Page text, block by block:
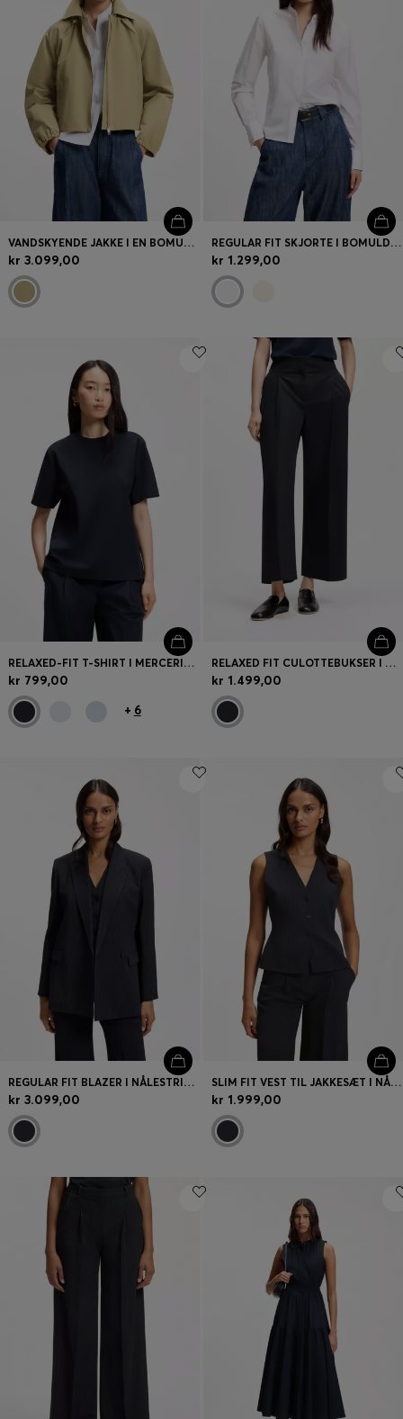
VANDSKYENDE JAKKE I EN BOMULDSBLANDING
kr 3.099,00
REGULAR FIT SKJORTE I BOMULDSPOPLIN MED SKJULT STOLPE
kr 1.299,00
RELAXED-FIT T-SHIRT I MERCERISERET BOMULD
kr 799,00
+ 6
RELAXED FIT CULOTTEBUKSER I BOMULD MED STRÆK
kr 1.499,00
REGULAR FIT BLAZER I NÅLESTRIBET CREPE MED STRÆK
kr 3.099,00
SLIM FIT VEST TIL JAKKESÆT I NÅLESTRIBET CREPE MED STRÆK
kr 1.999,00